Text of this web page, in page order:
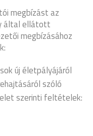
megbízást az
által ellátott
megbízásához
új életpályájáról
szóló
szerinti feltételek: